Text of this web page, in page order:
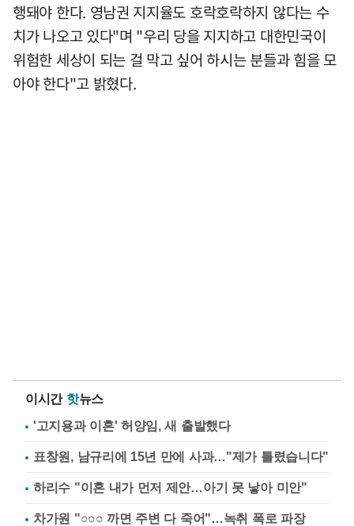
행돼야 한다. 영남권 지지율도 호락호락하지 않다는 수
치가 나오고 있다"며 "우리 당을 지지하고 대한민국이
위험한 세상이 되는 걸 막고 싶어 하시는 분들과 힘을 모
아야 한다"고 밝혔다.
이시간 핫뉴스
'고지용과 이혼' 허양임, 새 출발했다
표창원, 남규리에 15년 만에 사과…"제가 틀렸습니다"
하리수 "이혼 내가 먼저 제안…아기 못 낳아 미안"
차가원 "○○○ 까면 주변 다 죽어"…녹취 폭로 파장